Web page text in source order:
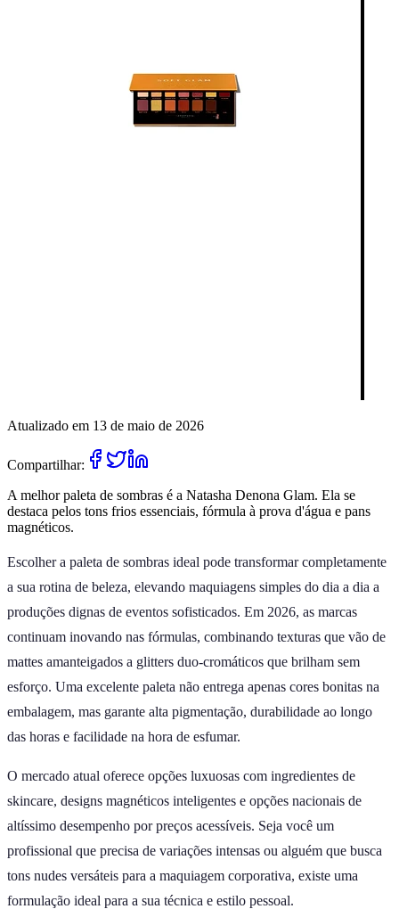
Atualizado em 13 de maio de 2026
Compartilhar:
A melhor paleta de sombras é a Natasha Denona Glam. Ela se
destaca pelos tons frios essenciais, fórmula à prova d'água e pans
magnéticos.
Escolher a paleta de sombras ideal pode transformar completamente
a sua rotina de beleza, elevando maquiagens simples do dia a dia a
produções dignas de eventos sofisticados. Em 2026, as marcas
continuam inovando nas fórmulas, combinando texturas que vão de
mattes amanteigados a glitters duo-cromáticos que brilham sem
esforço. Uma excelente paleta não entrega apenas cores bonitas na
embalagem, mas garante alta pigmentação, durabilidade ao longo
das horas e facilidade na hora de esfumar.
O mercado atual oferece opções luxuosas com ingredientes de
skincare, designs magnéticos inteligentes e opções nacionais de
altíssimo desempenho por preços acessíveis. Seja você um
profissional que precisa de variações intensas ou alguém que busca
tons nudes versáteis para a maquiagem corporativa, existe uma
formulação ideal para a sua técnica e estilo pessoal.